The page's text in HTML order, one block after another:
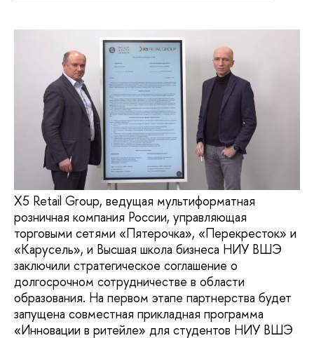
X5 Retail Group, ведущая мультиформатная
розничная компания России, управляющая
торговыми сетями «Пятерочка», «Перекресток» и
«Карусель», и Высшая школа бизнеса НИУ ВШЭ
заключили стратегическое соглашение о
долгосрочном сотрудничестве в области
образования. На первом этапе партнерства будет
запущена совместная прикладная программа
«Инновации в ритейле» для студентов НИУ ВШЭ